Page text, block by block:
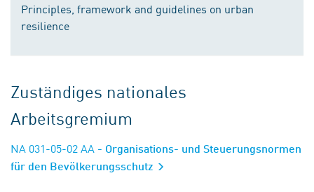
Principles, framework and guidelines on urban
resilience
Zuständiges nationales
Arbeitsgremium
NA 031-05-02 AA - Organisations- und Steuerungsnormen
für den Bevölkerungsschutz